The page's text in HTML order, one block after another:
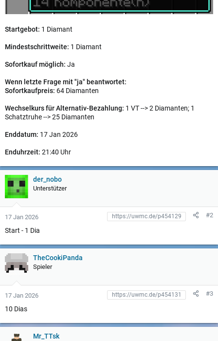
Startgebot: 1 Diamant
Mindestschrittweite: 1 Diamant
Sofortkauf möglich: Ja
Wenn letzte Frage mit "ja" beantwortet:
Sofortkaufpreis: 64 Diamanten
Wechselkurs für Alternativ-Bezahlung: 1 VT --> 2 Diamanten; 1
Schatztruhe --> 25 Diamanten
Enddatum: 17 Jan 2026
Enduhrzeit: 21:40 Uhr
der_nobo
Unterstützer
17 Jan 2026 #2
Start - 1 Dia
TheCookiPanda
Spieler
17 Jan 2026 #3
10 Dias
Mr_TTsk